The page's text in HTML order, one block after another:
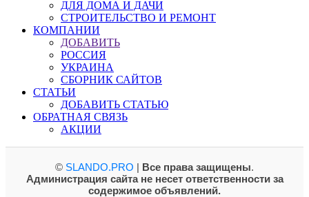
ДЛЯ ДОМА И ДАЧИ
СТРОИТЕЛЬСТВО И РЕМОНТ
КОМПАНИИ
ДОБАВИТЬ
РОССИЯ
УКРАИНА
СБОРНИК САЙТОВ
СТАТЬИ
ДОБАВИТЬ СТАТЬЮ
ОБРАТНАЯ СВЯЗЬ
АКЦИИ
© SLANDO.PRO | Все права защищены.
Администрация сайта не несет ответственности за
содержимое объявлений.